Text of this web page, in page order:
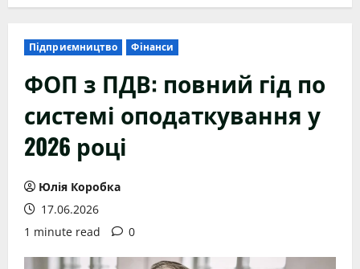
Підприємництво Фінанси
ФОП з ПДВ: повний гід по
системі оподаткування у
2026 році
Юлія Коробка
17.06.2026
1 minute read
0